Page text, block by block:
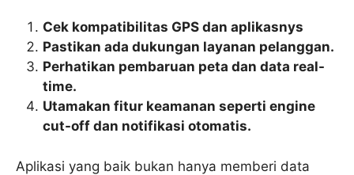
Cek kompatibilitas GPS dan aplikasnys
Pastikan ada dukungan layanan pelanggan.
Perhatikan pembaruan peta dan data real-
time.
Utamakan fitur keamanan seperti engine
cut-off dan notifikasi otomatis.
Aplikasi yang baik bukan hanya memberi data